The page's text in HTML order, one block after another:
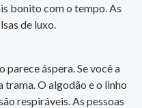
bonito com o tempo. As
de luxo.
áspera. Se você a
trama. O algodão e o linho
respiráveis. As pessoas